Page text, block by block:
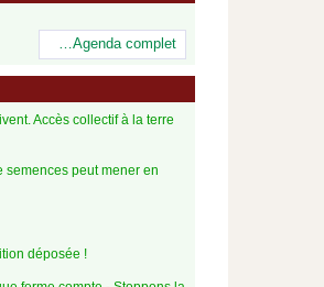
…Agenda complet
Accès collectif à la terre
semences peut mener en
déposée !